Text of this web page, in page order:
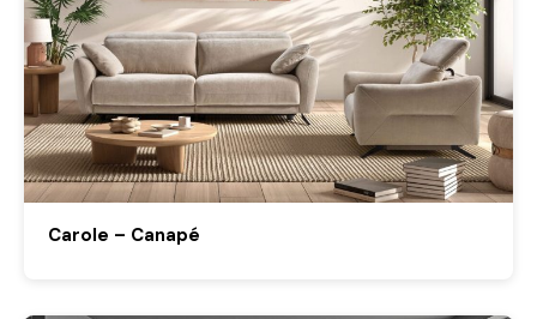
Carole – Canapé